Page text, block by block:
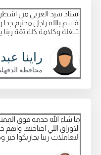
استاذ سيد العربي من اشطر
اقسم بالله راجل محترم جدا
شغلة وكلامة كلة ثقة ربنا
راينا
محافظة الدقهلية :
ما شاء الله خدمه فوق
الاوراق اللي احتاجتها واهم
التعاملات ربنا يجازيكوا خير